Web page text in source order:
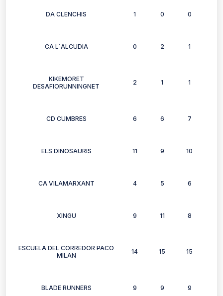
DA CLENCHIS 1 0 0
CA L´ALCUDIA 0 2 1
KIKEMORET
DESAFIORUNNINGNET
2 1 1
CD CUMBRES 6 6 7
ELS DINOSAURIS 11 9 10
CA VILAMARXANT 4 5 6
XINGU 9 11 8
ESCUELA DEL CORREDOR PACO
MILAN
14 15 15
BLADE RUNNERS 9 9 9